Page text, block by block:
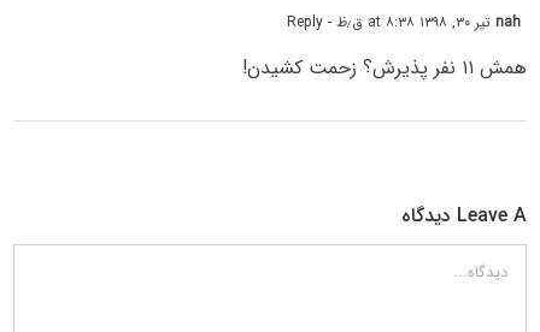
nahتیر ۳۰, ۱۳۹۸ at ۸:۳۸ ق٫ظ - Reply
همش ۱۱ نفر پذیرش؟ زحمت کشیدن!
Leave A دیدگاه
دیدگاه